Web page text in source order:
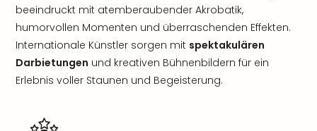
beeindruckt mit atemberaubender Akrobatik,
humorvollen Momenten und überraschenden Effekten.
Internationale Künstler sorgen mit spektakulären
Darbietungen und kreativen Bühnenbildern für ein
Erlebnis voller Staunen und Begeisterung.